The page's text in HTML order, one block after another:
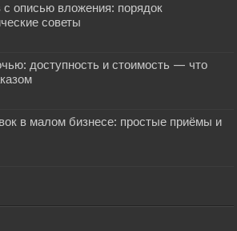
с описью вложения: порядок
советы
доступность и стоимость — что
в малом бизнесе: простые приёмы и